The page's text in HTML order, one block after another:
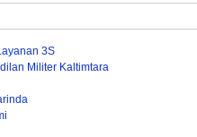
3S
Militer Kaltimtara